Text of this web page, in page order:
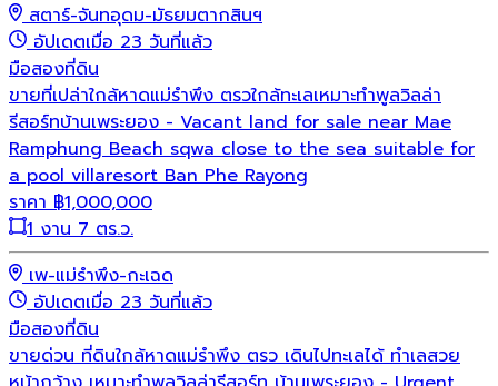
สตาร์-จันทอุดม-มัธยมตากสินฯ
อัปเดตเมื่อ 23 วันที่แล้ว
มือสองที่ดิน
ขายที่เปล่าใกล้หาดแม่รำพึง ตรวใกล้ทะเลเหมาะทำพูลวิลล่า
รีสอร์ทบ้านเพระยอง - Vacant land for sale near Mae
Ramphung Beach sqwa close to the sea suitable for
a pool villaresort Ban Phe Rayong
ราคา ฿1,000,000
1 งาน 7 ตร.ว.
เพ-แม่รำพึง-กะเฉด
อัปเดตเมื่อ 23 วันที่แล้ว
มือสองที่ดิน
ขายด่วน ที่ดินใกล้หาดแม่รำพึง ตรว เดินไปทะเลได้ ทำเลสวย